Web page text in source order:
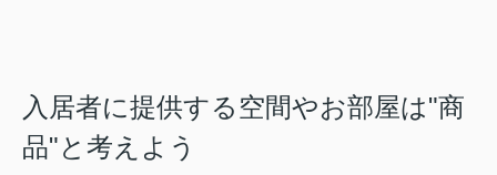
入居者に提供する空間やお部屋は"商
品"と考えよう